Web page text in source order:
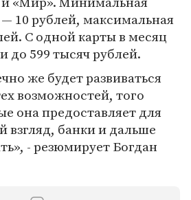
10 рублей, максимальная
С одной карты в месяц
до 599 тысяч рублей.
же будет развиваться
возможностей, того
она предоставляет для
взгляд, банки и дальше
- резюмирует Богдан